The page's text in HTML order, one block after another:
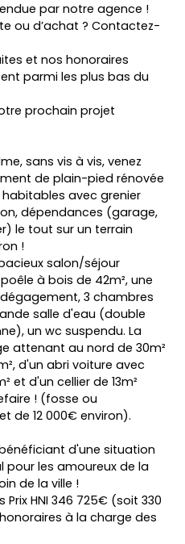
par notre agence !
ou d’achat ? Contactez-
et nos honoraires
parmi les plus bas du
prochain projet
sans vis à vis, venez
de plain-pied rénovée
habitables avec grenier
dépendances (garage,
le tout sur un terrain
!
salon/séjour
à bois de 42m², une
dégagement, 3 chambres
salle d'eau (double
un wc suspendu. La
attenant au nord de 30m²
d'un abri voiture avec
et d'un cellier de 13m²
! (fosse ou
de 12 000€ environ).
d'une situation
pour les amoureux de la
de la ville !
HNI 346 725€ (soit 330
à la charge des